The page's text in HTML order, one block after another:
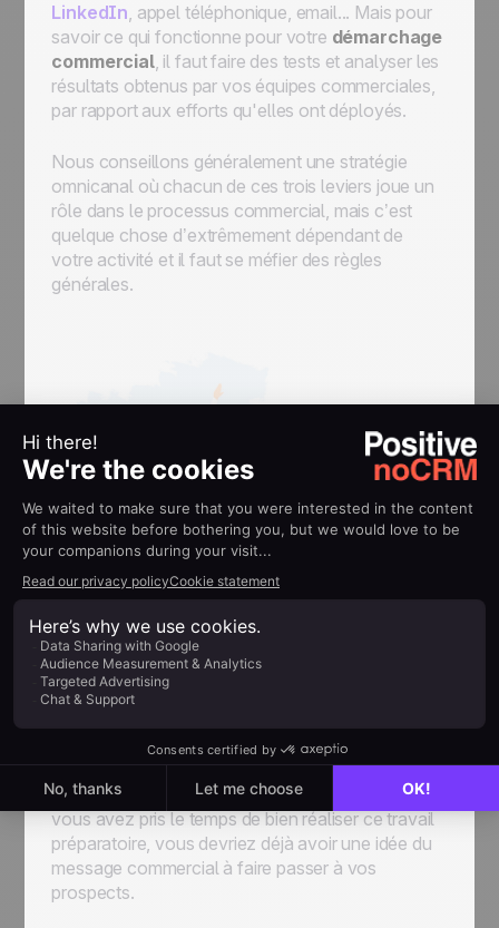
LinkedIn, appel téléphonique, email... Mais pour
savoir ce qui fonctionne pour votre démarchage
commercial, il faut faire des tests et analyser les
résultats obtenus par vos équipes commerciales,
par rapport aux efforts qu'elles ont déployés.
Nous conseillons généralement une stratégie
omnicanal où chacun de ces trois leviers joue un
rôle dans le processus commercial, mais c’est
quelque chose d’extrêmement dépendant de
votre activité et il faut se méfier des règles
générales.
Étape 4 : Message
commercial
Vous savez à présent qui contacter, dans quelle
entreprise et via quel canal de communication. Si
vous avez pris le temps de bien réaliser ce travail
préparatoire, vous devriez déjà avoir une idée du
message commercial à faire passer à vos
prospects.